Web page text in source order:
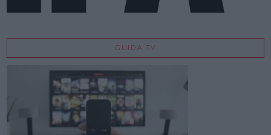
GUIDA TV